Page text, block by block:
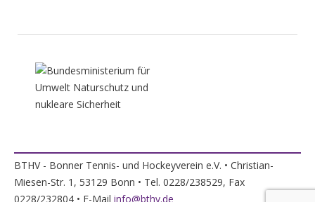
BTHV - Bonner Tennis- und Hockeyverein e.V. • Christian-
Miesen-Str. 1, 53129 Bonn • Tel. 0228/238529, Fax
0228/232804 • E-Mail info@bthv.de